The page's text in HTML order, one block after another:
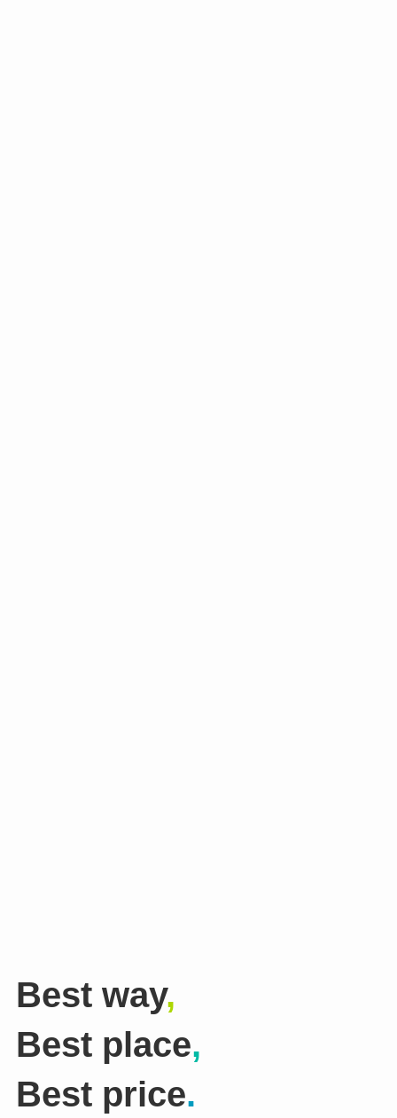
Best way,
Best place,
Best price.